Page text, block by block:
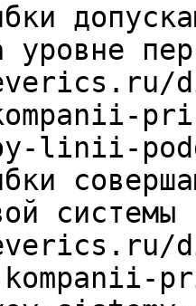
уровне
linii-
системы
kompanii-